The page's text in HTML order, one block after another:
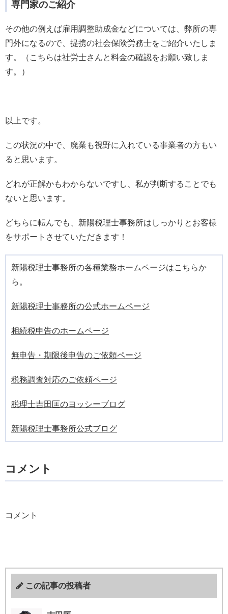
専門家のご紹介
その他の例えば雇用調整助成金などについては、弊所の専
門外になるので、提携の社会保険労務士をご紹介いたしま
す。（こちらは社労士さんと料金の確認をお願い致しま
す。）
以上です。
この状況の中で、廃業も視野に入れている事業者の方もい
ると思います。
どれが正解かもわからないですし、私が判断することでも
ないと思います。
どちらに転んでも、新陽税理士事務所はしっかりとお客様
をサポートさせていただきます！
新陽税理士事務所の各種業務ホームページはこちらか
ら。
新陽税理士事務所の公式ホームページ
相続税申告のホームページ
無申告・期限後申告のご依頼ページ
税務調査対応のご依頼ページ
税理士吉田匡のヨッシーブログ
新陽税理士事務所公式ブログ
コメント
コメント
この記事の投稿者